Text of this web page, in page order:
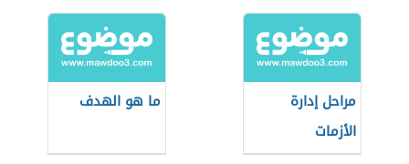
مراحل إدارة
الأزمات
ما هو الهدف